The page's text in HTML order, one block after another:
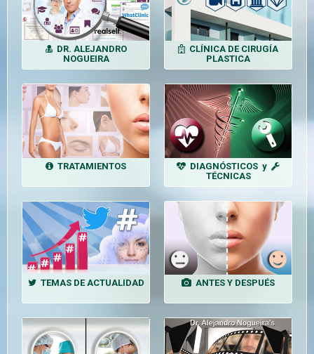
DR. ALEJANDRO
NOGUEIRA
CLÍNICA DE CIRUGÍA
PLASTICA
TRATAMIENTOS
DIAGNÓSTICOS y
TÉCNICAS
TEMAS DE ACTUALIDAD ANTES Y DESPUÉS